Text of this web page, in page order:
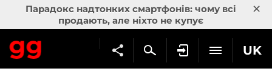
Парадокс надтонких смартфонів: чому всі
продають, але ніхто не купує
×
UK